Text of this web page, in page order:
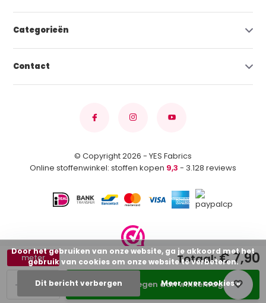
+
-
meter
Toevoegen aan winkelwagen
Totaal:€ 7,90
Categorieën
Contact
© Copyright 2026 - YES Fabrics
Online stoffenwinkel: stoffen kopen 9,3 - 3.128 reviews
Door het gebruiken van onze website, ga je akkoord met het
gebruik van cookies om onze website te verbeteren.
Dit bericht verbergen Meer over cookies »